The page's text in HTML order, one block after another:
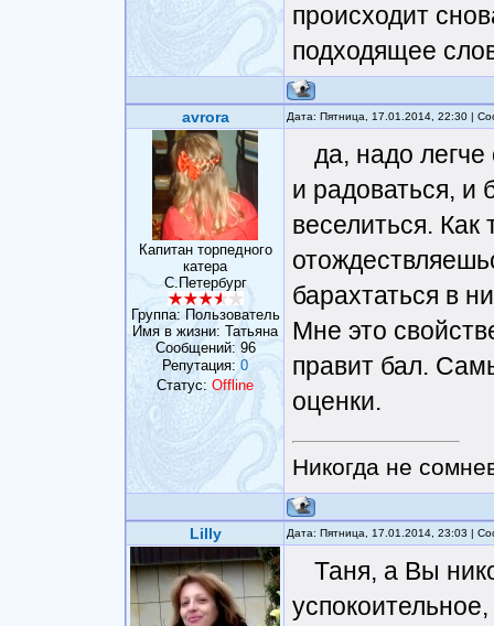
происходит
подходящее
avrora Дата: Пятница, 17.01.2014, 22:30 |
Капитан торпедного
катера
С.Петербург
Группа: Пользователь
Имя в жизни: Татьяна
Сообщений: 96
Репутация: 0
Статус: Offline
да, надо
и радоваться, и
веселиться.
барахтаться в
Мне это
правит бал.
оценки.
Никогда не
Lilly Дата: Пятница, 17.01.2014, 23:03 |
Таня, а Вы